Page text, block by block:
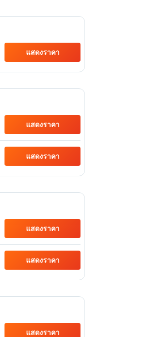
แสดงราคา
แสดงราคา
แสดงราคา
แสดงราคา
แสดงราคา
แสดงราคา